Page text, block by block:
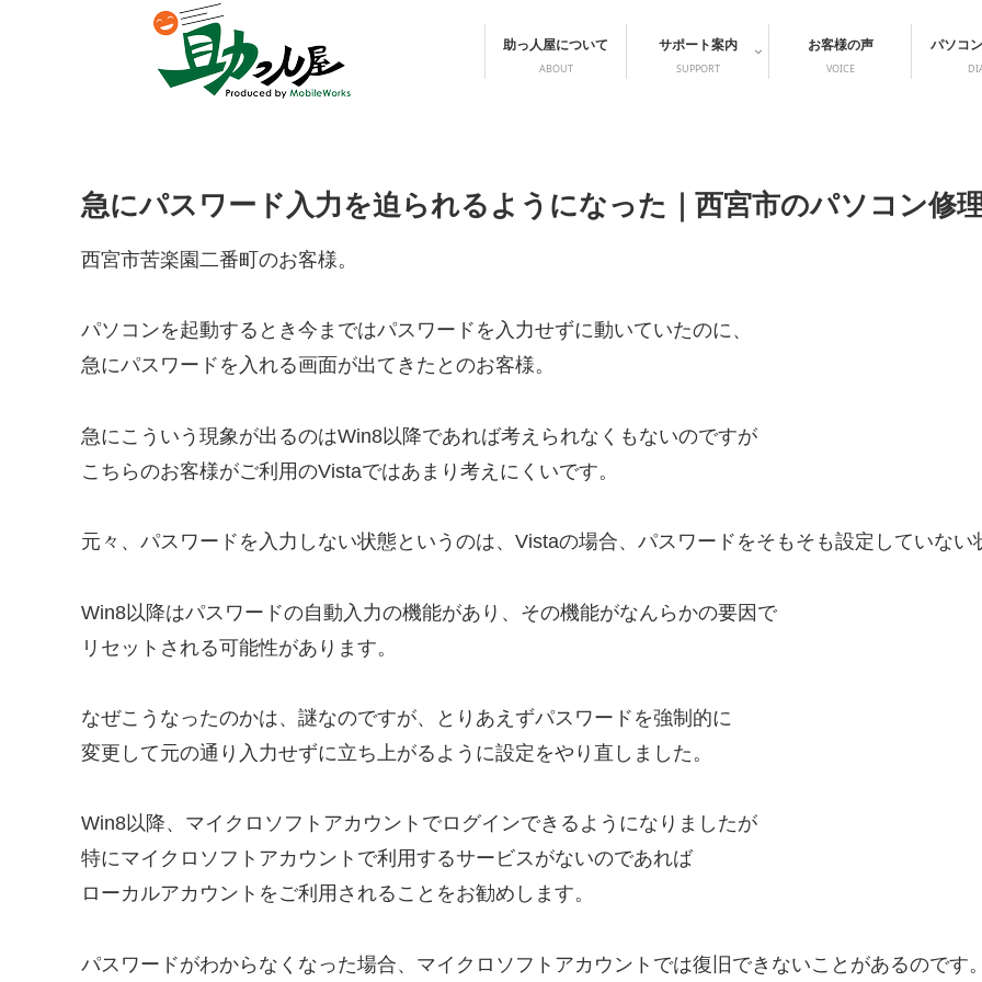
助っ人屋について
ABOUT
サポート案内
SUPPORT
お客様の声
VOICE
パソコ
急にパスワード入力を迫られるようになった｜西宮市のパソコン修
西宮市苦楽園二番町のお客様。
パソコンを起動するとき今まではパスワードを入力せずに動いていたのに、
急にパスワードを入れる画面が出てきたとのお客様。
急にこういう現象が出るのはWin8以降であれば考えられなくもないのですが
こちらのお客様がご利用のVistaではあまり考えにくいです。
元々、パスワードを入力しない状態というのは、Vistaの場合、パスワードをそもそも設定していない
Win8以降はパスワードの自動入力の機能があり、その機能がなんらかの要因で
リセットされる可能性があります。
なぜこうなったのかは、謎なのですが、とりあえずパスワードを強制的に
変更して元の通り入力せずに立ち上がるように設定をやり直しました。
Win8以降、マイクロソフトアカウントでログインできるようになりましたが
特にマイクロソフトアカウントで利用するサービスがないのであれば
ローカルアカウントをご利用されることをお勧めします。
パスワードがわからなくなった場合、マイクロソフトアカウントでは復旧できないことがあるのです。